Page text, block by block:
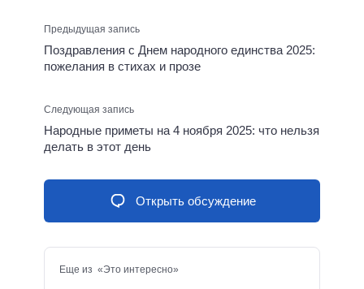
Предыдущая запись
Поздравления с Днем народного единства 2025:
пожелания в стихах и прозе
Следующая запись
Народные приметы на 4 ноября 2025: что нельзя
делать в этот день
Открыть обсуждение
Еще из «Это интересно»